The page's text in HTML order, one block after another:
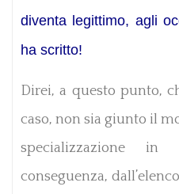
diventa legittimo, agli
ha scritto!
Direi, a questo punto,
caso, non sia giunto il
specializzazione in
conseguenza,